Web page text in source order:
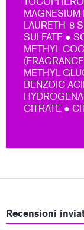
MAGNESIUM
LAURETH-8
SULFATE ●
METHYL
METHYL
BENZOIC
CITRATE ●
Recensioni